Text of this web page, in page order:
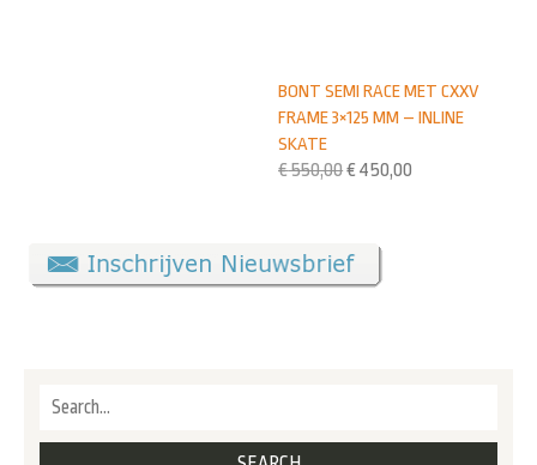
BONT SEMI RACE MET CXXV
FRAME 3×125 MM – INLINE
SKATE
€550,00€ 450,00